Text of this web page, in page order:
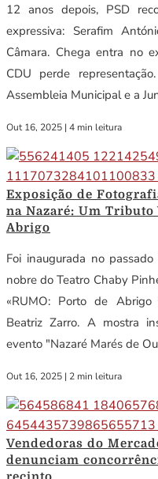
12 anos depois, PSD
expressiva: Serafim
Câmara. Chega entra no
CDU perde
Assembleia Municipal e a
Out 16, 2025 | 4 min leitura
Exposição de
na Nazaré: Um
Abrigo
Foi inaugurada no
nobre do Teatro Chaby
«RUMO: Porto de
Beatriz Zarro. A mostra
evento "Nazaré Marés de
Out 16, 2025 | 2 min leitura
Vendedoras do
denunciam